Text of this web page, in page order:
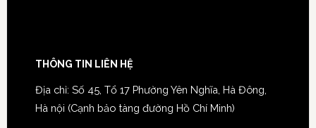
THÔNG TIN LIÊN HỆ
Địa chỉ: Số 45, Tổ 17 Phường Yên Nghĩa, Hà Đông,
Hà nội (Cạnh bảo tàng đường Hồ Chí Minh)